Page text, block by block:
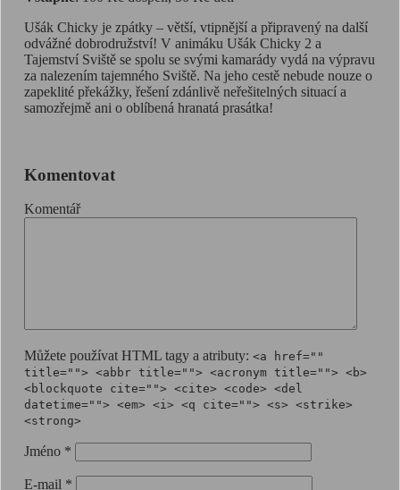
Ušák Chicky je zpátky – větší, vtipnější a připravený na další
odvážné dobrodružství! V animáku Ušák Chicky 2 a
Tajemství Sviště se spolu se svými kamarády vydá na výpravu
za nalezením tajemného Sviště. Na jeho cestě nebude nouze o
zapeklité překážky, řešení zdánlivě neřešitelných situací a
samozřejmě ani o oblíbená hranatá prasátka!
Komentovat
Komentář
Můžete používat HTML tagy a atributy: <a href=""
title=""> <abbr title=""> <acronym title=""> <b>
<blockquote cite=""> <cite> <code> <del
datetime=""> <em> <i> <q cite=""> <s> <strike>
<strong>
Jméno *
E-mail *